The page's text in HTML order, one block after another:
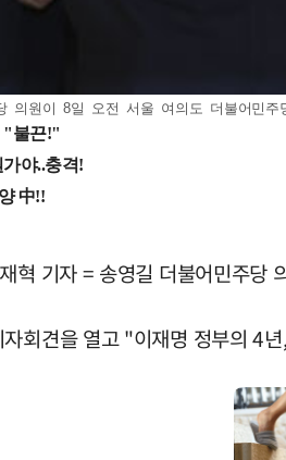
의원이 8일 오전 서울 여의도 더불어민
혁 기자 = 송영길 더불어민주
회견을 열고 "이재명 정부의 4